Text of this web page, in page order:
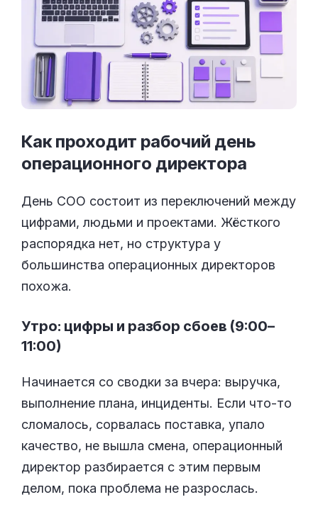
Как проходит рабочий день
операционного директора
День COO состоит из переключений между
цифрами, людьми и проектами. Жёсткого
распорядка нет, но структура у
большинства операционных директоров
похожа.
Утро: цифры и разбор сбоев (9:00–
11:00)
Начинается со сводки за вчера: выручка,
выполнение плана, инциденты. Если что-то
сломалось, сорвалась поставка, упало
качество, не вышла смена, операционный
директор разбирается с этим первым
делом, пока проблема не разрослась.